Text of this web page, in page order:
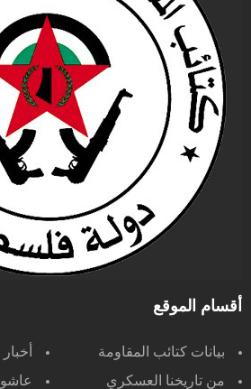
أقسام الموقع
بيانات كتائب المقاومة
من تاريخنا العسكري